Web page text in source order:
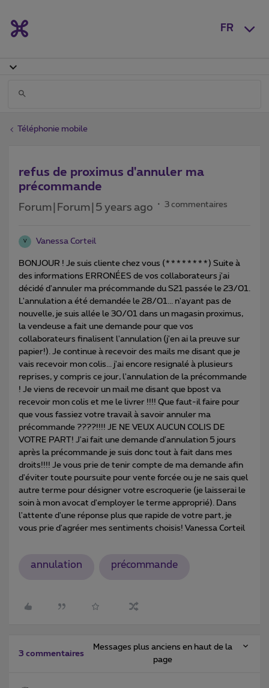
FR
Téléphonie mobile
refus de proximus d'annuler ma
précommande
Forum|Forum|5 years ago 3 commentaires
V Vanessa Corteil
BONJOUR ! Je suis cliente chez vous (********) Suite à
des informations ERRONÉES de vos collaborateurs j'ai
décidé d'annuler ma précommande du S21 passée le 23/01.
L'annulation a été demandée le 28/01... n'ayant pas de
nouvelle, je suis allée le 30/01 dans un magasin proximus,
la vendeuse a fait une demande pour que vos
collaborateurs finalisent l'annulation (j'en ai la preuve sur
papier!). Je continue à recevoir des mails me disant que je
vais recevoir mon colis... j'ai encore resignalé à plusieurs
reprises, y compris ce jour, l'annulation de la précommande
! Je viens de recevoir un mail me disant que bpost va
recevoir mon colis et me le livrer !!!! Que faut-il faire pour
que vous fassiez votre travail à savoir annuler ma
précommande ????!!!! JE NE VEUX AUCUN COLIS DE
VOTRE PART! J'ai fait une demande d'annulation 5 jours
après la précommande je suis donc tout à fait dans mes
droits!!!! Je vous prie de tenir compte de ma demande afin
d'éviter toute poursuite pour vente forcée ou je ne sais quel
autre terme pour désigner votre escroquerie (je laisserai le
soin à mon avocat d'employer le terme approprié). Dans
l'attente d'une réponse plus que rapide de votre part, je
vous prie d'agréer mes sentiments choisis! Vanessa Corteil
annulation précommande
3 commentaires
Messages plus anciens en haut de la
page